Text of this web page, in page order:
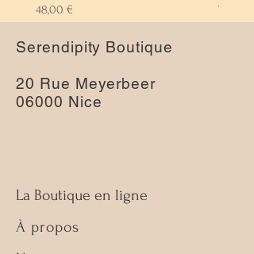
Prix
48,00 €
Prix
72,00 €
Serendipity Boutique
20 Rue Meyerbeer
06000 Nice
La Boutique en ligne
À propos